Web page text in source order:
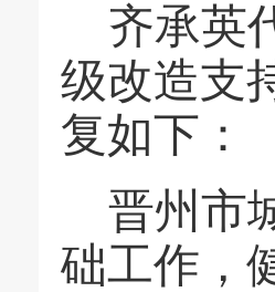
齐承英
级改造支
复如下：
晋州市
础工作，